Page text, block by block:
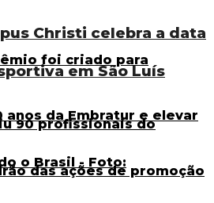
Christi celebra a data
em São Luís